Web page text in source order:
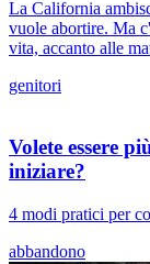
La California
vuole abortire. Ma
vita, accanto alle
genitori
Volete essere
iniziare?
4 modi pratici per
abbandono